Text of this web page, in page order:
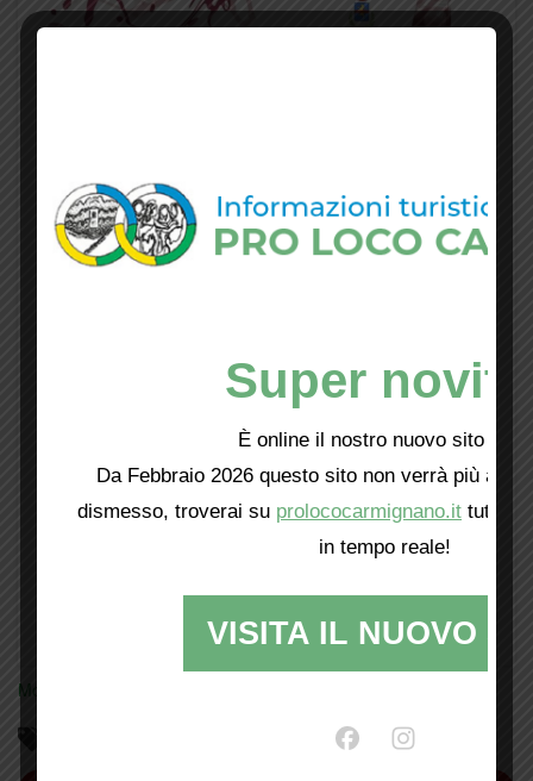
Mostra tutte le locandine
Super
È online il nostro nuovo sito web!
Da Febbraio 2026 questo sito non verrà più
dismesso, troverai su prolococarmignano.it tutti i
in tempo reale!
VISITA IL NUOVO